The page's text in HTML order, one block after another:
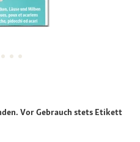
Vor Gebrauch stets Etikett